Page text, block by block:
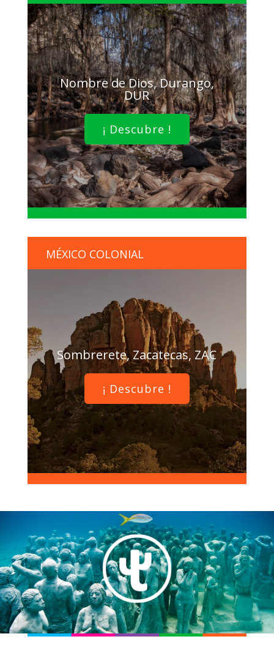
Nombre de Dios, Durango,
DUR
¡ Descubre !
MÉXICO COLONIAL
Sombrerete, Zacatecas, ZAC
¡ Descubre !